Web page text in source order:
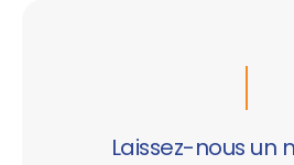
Laissez-nous un